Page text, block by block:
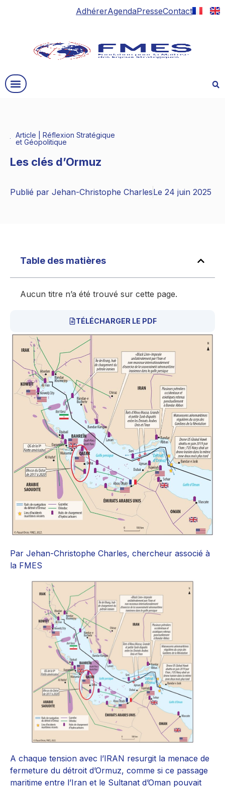
AdhérerAgendaPresseContact
Article |Réflexion Stratégique
et Géopolitique
Les clés d’Ormuz
Publié par Jehan-Christophe CharlesLe 24 juin 2025
Table des matières
Aucun titre n’a été trouvé sur cette page.
TÉLÉCHARGER LE PDF
Par Jehan-Christophe Charles, chercheur associé à
la FMES
A chaque tension avec l’IRAN resurgit la menace de
fermeture du détroit d’Ormuz, comme si ce passage
maritime entre l’Iran et le Sultanat d’Oman pouvait